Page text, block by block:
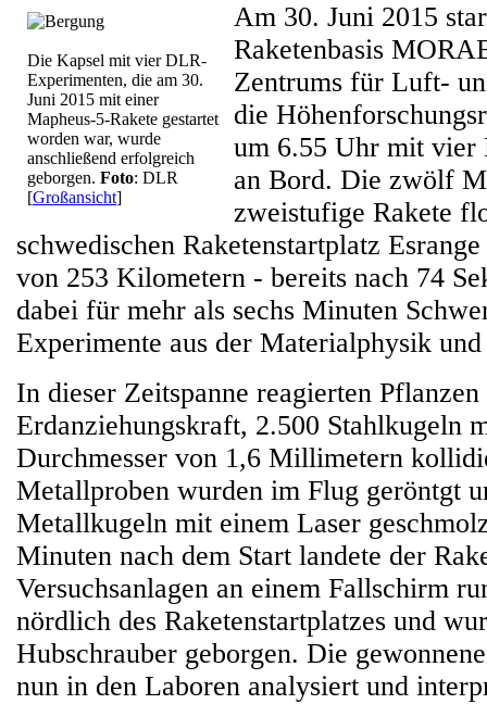
Die Kapsel mit vier DLR-
Experimenten, die am 30.
Juni 2015 mit einer
Mapheus-5-Rakete gestartet
worden war, wurde
anschließend erfolgreich
geborgen. Foto: DLR
[Großansicht]
Am 30. Juni 2015
Raketenbasis
Zentrums für Luft-
die
um 6.55 Uhr mit vier
an Bord. Die zwölf
zweistufige Rakete
schwedischen Raketenstartplatz
von 253 Kilometern - bereits nach 74
dabei für mehr als sechs Minuten
Experimente aus der Materialphysik
In dieser Zeitspanne reagierten
Erdanziehungskraft, 2.500 Stahlkugeln
Durchmesser von 1,6 Millimetern
Metallproben wurden im Flug geröntgt
Metallkugeln mit einem Laser
Minuten nach dem Start landete der
Versuchsanlagen an einem Fallschirm
nördlich des Raketenstartplatzes und
Hubschrauber geborgen. Die
nun in den Laboren analysiert und